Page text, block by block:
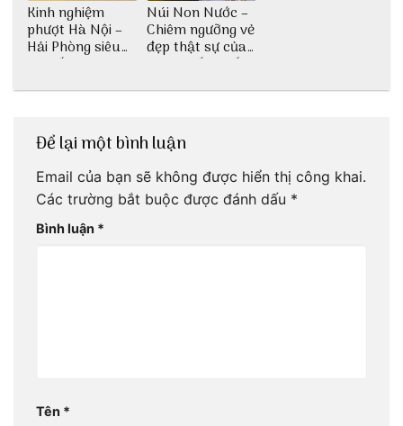
Kinh nghiệm
phượt Hà Nội –
Hải Phòng siêu
chi tiết dành cho
Núi Non Nước –
Chiêm ngưỡng vẻ
đẹp thật sự của
di tích cấp quốc
Để lại một bình luận
Email của bạn sẽ không được hiển thị công khai.
Các trường bắt buộc được đánh dấu *
Bình luận *
Tên *